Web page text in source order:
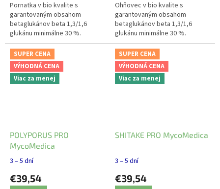
Pornatka v bio kvalite s
garantovaným obsahom
betaglukánov beta 1,3/1,6
glukánu minimálne 30 %.
Harmonizuje organizmus.
Odstraňuje škodlivú vlhkosť a
posilňuje slezinu.
Ohňovec v bio kvalite s
garantovaným obsahom
betaglukánov beta 1,3/1,6
glukánu minimálne 30 %.
Harmonizuje organizmus.
Odstraňuje vlhké teplo a
stagnáciu krvi.
SUPER CENA
VÝHODNÁ CENA
Viac za menej
POLYPORUS PRO
MycoMedica
3 – 5 dní
€39,54
SUPER CENA
VÝHODNÁ CENA
Viac za menej
SHITAKE PRO MycoMedica
3 – 5 dní
€39,54